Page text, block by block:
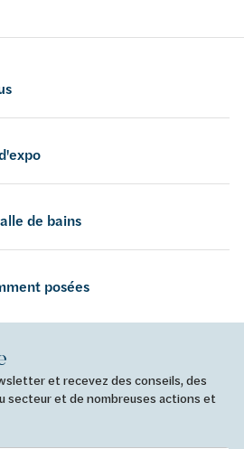
de bains
posées
et recevez des conseils, des
secteur et de nombreuses actions et